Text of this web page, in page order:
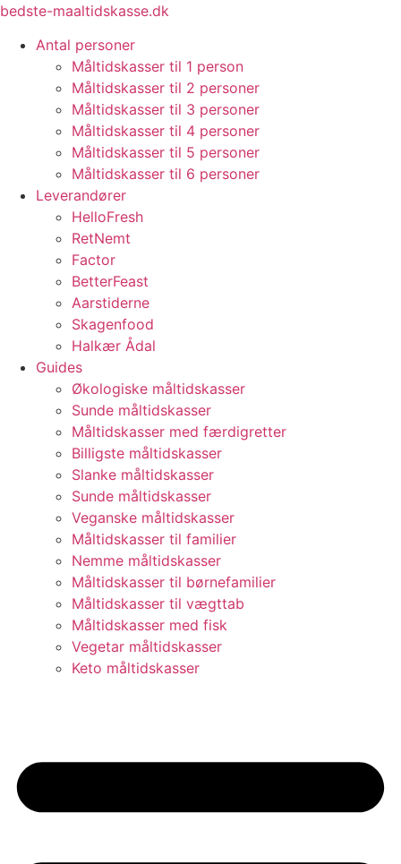
Videre
indhold
bedste-maaltidskasse.dk
Antal personer
Måltidskasser til 1 person
Måltidskasser til 2 personer
Måltidskasser til 3 personer
Måltidskasser til 4 personer
Måltidskasser til 5 personer
Måltidskasser til 6 personer
Leverandører
HelloFresh
RetNemt
Factor
BetterFeast
Aarstiderne
Skagenfood
Halkær Ådal
Guides
Økologiske måltidskasser
Sunde måltidskasser
Måltidskasser med færdigretter
Billigste måltidskasser
Slanke måltidskasser
Sunde måltidskasser
Veganske måltidskasser
Måltidskasser til familier
Nemme måltidskasser
Måltidskasser til børnefamilier
Måltidskasser til vægttab
Måltidskasser med fisk
Vegetar måltidskasser
Keto måltidskasser